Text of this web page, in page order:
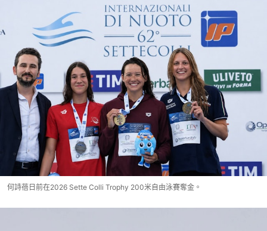
何詩蓓日前在2026 Sette Colli Trophy 200米自由泳賽奪金。